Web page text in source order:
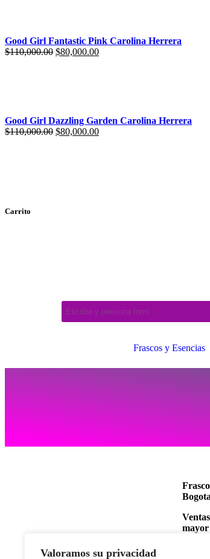
Valoramos su privacidad
Good Girl Fantastic Pink Carolina Herrera
$110,000.00 $80,000.00
Good Girl Dazzling Garden Carolina Herrera
$110,000.00 $80,000.00
Carrito
Frascos y Esencias
Bogota